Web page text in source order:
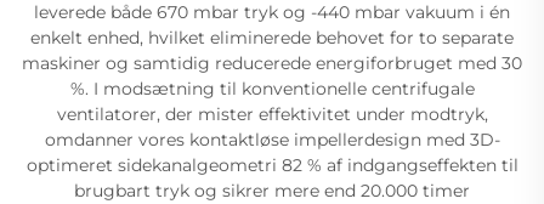
leverede både 670 mbar tryk og -440 mbar vakuum i én
enkelt enhed, hvilket eliminerede behovet for to separate
maskiner og samtidig reducerede energiforbruget med 30
%. I modsætning til konventionelle centrifugale
ventilatorer, der mister effektivitet under modtryk,
omdanner vores kontaktløse impellerdesign med 3D-
optimeret sidekanalgeometri 82 % af indgangseffekten til
brugbart tryk og sikrer mere end 20.000 timer